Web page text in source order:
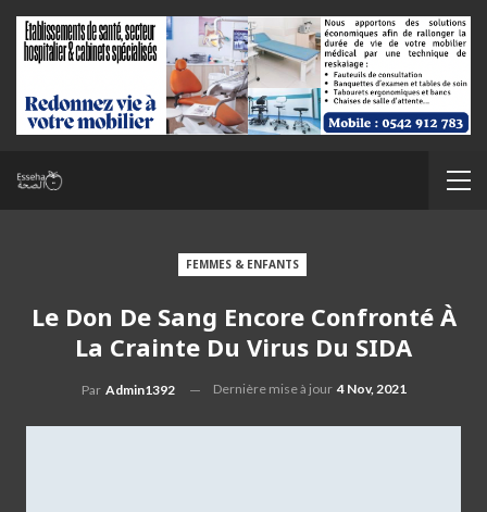
FEMMES & ENFANTS
Le Don De Sang Encore Confronté À
La Crainte Du Virus Du SIDA
Par Admin1392 Dernière mise à jour 4 Nov, 2021